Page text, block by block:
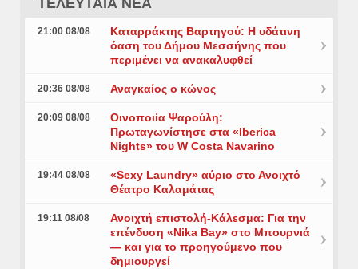
ΤΕΛΕΥΤΑΙΑ ΝΕΑ
21:00 08/08
Καταρράκτης Βαρτηγού: Η υδάτινη
όαση του Δήμου Μεσσήνης που
περιμένει να ανακαλυφθεί
20:36 08/08 Αναγκαίος ο κώνος
20:09 08/08
Οινοποιία Ψαρούλη:
Πρωταγωνίστησε στα «Iberica
Nights» του W Costa Navarino
19:44 08/08
«Sexy Laundry» αύριο στο Ανοιχτό
Θέατρο Καλαμάτας
19:11 08/08
Ανοιχτή επιστολή-Κάλεσμα: Για την
επένδυση «Nika Bay» στο Μπουρνιά
— και για το προηγούμενο που
δημιουργεί